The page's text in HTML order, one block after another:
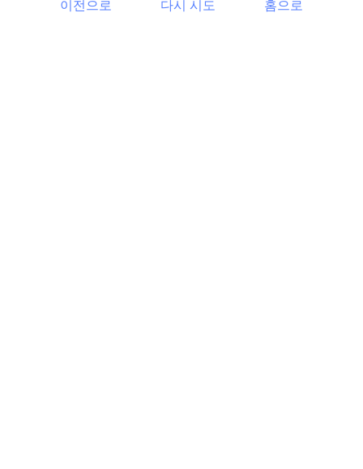
이전으로 다시 시도 홈으로